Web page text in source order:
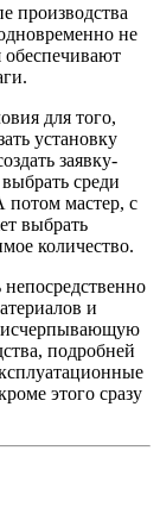
производства
не
обеспечивают
для того,
установку
заявку-
среди
потом мастер, с
выбрать
количество.
и
исчерпывающую
подробней
этого сразу